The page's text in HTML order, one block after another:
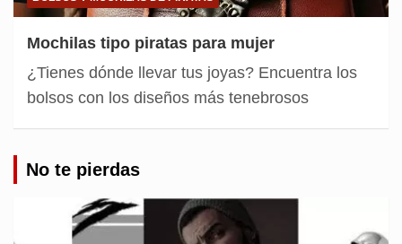
Mochilas tipo piratas para mujer
¿Tienes dónde llevar tus joyas? Encuentra los
bolsos con los diseños más tenebrosos
No te pierdas